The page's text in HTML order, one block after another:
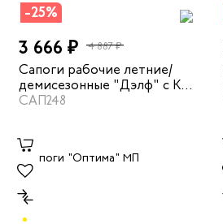
-25%
3 666 ₽ 4 887 ₽
Сапоги рабочие летние/
демисезонные "Дэлф" с КП
цвет черный
САП248